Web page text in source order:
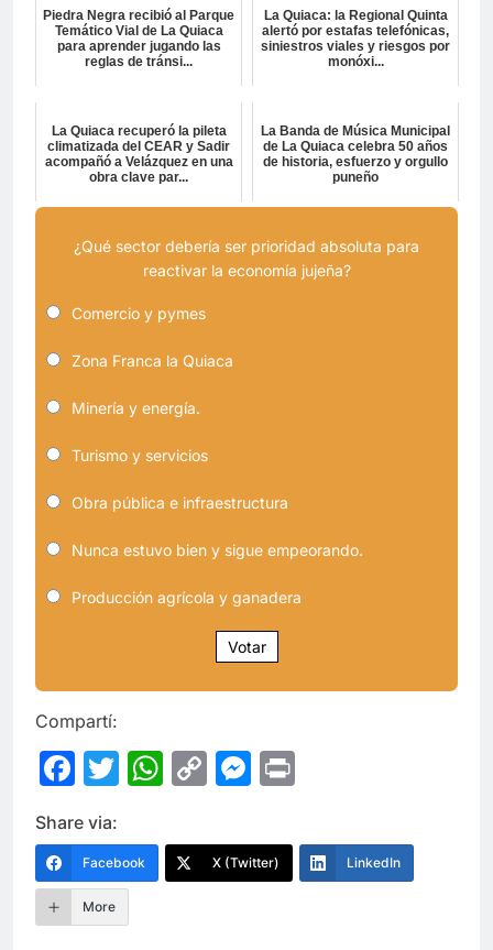
Piedra Negra recibió al Parque
Temático Vial de La Quiaca
para aprender jugando las
reglas de tránsi...
La Quiaca: la Regional Quinta
alertó por estafas telefónicas,
siniestros viales y riesgos por
monóxi...
La Quiaca recuperó la pileta
climatizada del CEAR y Sadir
acompañó a Velázquez en una
obra clave par...
La Banda de Música Municipal
de La Quiaca celebra 50 años
de historia, esfuerzo y orgullo
puneño
¿Qué sector debería ser prioridad absoluta para
reactivar la economía jujeña?
Comercio y pymes
Zona Franca la Quiaca
Minería y energía.
Turismo y servicios
Obra pública e infraestructura
Nunca estuvo bien y sigue empeorando.
Producción agrícola y ganadera
Votar
Compartí:
Facebook
Twitter
WhatsApp
CopyMessenger
Share via:
Facebook X (Twitter) LinkedIn
More